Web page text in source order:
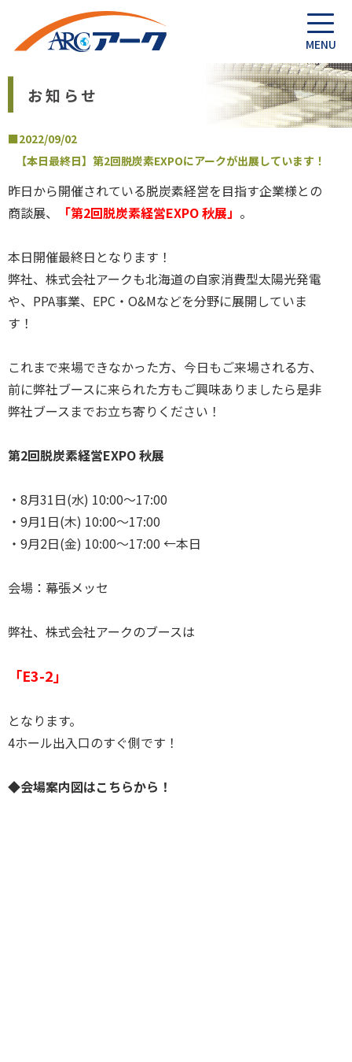
お知らせ
■2022/09/02
【本日最終日】第2回脱炭素EXPOにアークが出展しています！
昨日から開催されている脱炭素経営を目指す企業様との
商談展、
「第2回脱炭素経営EXPO 秋展」 。
本日開催最終日となります！
弊社、株式会社アークも北海道の自家消費型太陽光発電
や、PPA事業、EPC・O&Mなどを分野に展開していま
す！
これまで来場できなかった方、今日もご来場される方、
前に弊社ブースに来られた方もご興味ありましたら是非
弊社ブースまでお立ち寄りください！
第2回脱炭素経営EXPO 秋展
・8月31日(水) 10:00～17:00
・9月1日(木) 10:00～17:00
・9月2日(金) 10:00～17:00 ←本日
会場：幕張メッセ
弊社、株式会社アークのブースは
「E3-2」
となります。
4ホール出入口のすぐ側です！
◆会場案内図はこちらから！